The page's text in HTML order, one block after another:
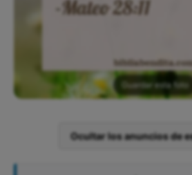
Guardar esta foto
Ocultar los anuncios de